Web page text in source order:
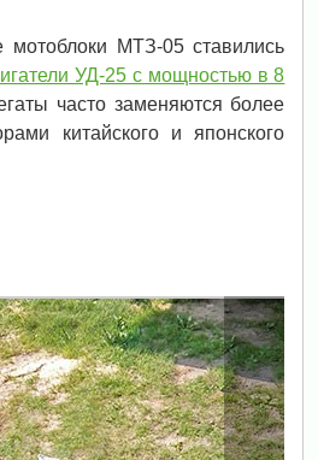
МТЗ-05 ставились
УД-25 с мощностью в 8
часто заменяются более
китайского и японского